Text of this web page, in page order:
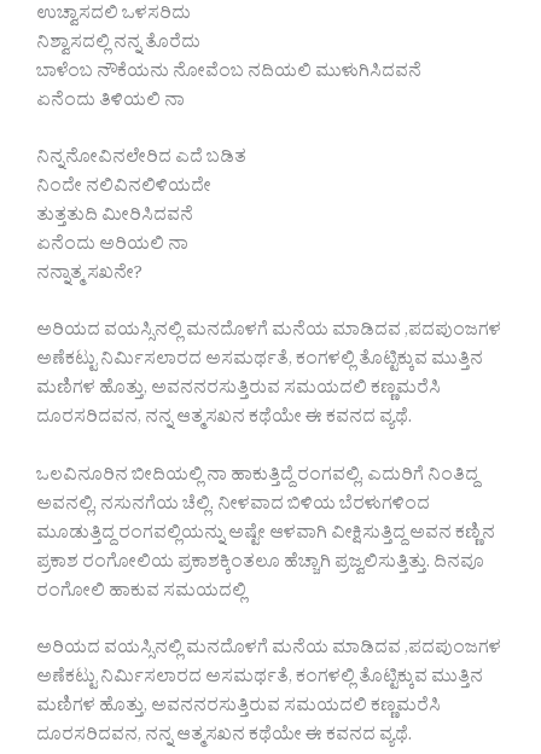
ಉಚ್ವಾಸದಲಿ ಒಳಸರಿದು
ನಿಶ್ವಾಸದಲ್ಲಿ ನನ್ನ ತೊರೆದು
ಬಾಳೆಂಬ ನೌಕೆಯನು ನೋವೆಂಬ ನದಿಯಲಿ ಮುಳುಗಿಸಿದವನೆ
ಏನೆಂದು ತಿಳಿಯಲಿ ನಾ
ನಿನ್ನನೋವಿನಲೇರಿದ ಎದೆ ಬಡಿತ
ನಿಂದೇ ನಲಿವಿನಲಿಳಿಯದೇ
ತುತ್ತತುದಿ ಮೀರಿಸಿದವನೆ
ಏನೆಂದು ಅರಿಯಲಿ ನಾ
ನನ್ನಾತ್ಮ ಸಖನೇ?
ಅರಿಯದ ವಯಸ್ಸಿನಲ್ಲಿ ಮನದೊಳಗೆ ಮನೆಯ ಮಾಡಿದವ ,ಪದಪುಂಜಗಳ
ಅಣೆಕಟ್ಟು ನಿರ್ಮಿಸಲಾರದ ಅಸಮರ್ಥತೆ, ಕಂಗಳಲ್ಲಿ ತೊಟ್ಟಿಕ್ಕುವ ಮುತ್ತಿನ
ಮಣಿಗಳ ಹೊತ್ತು, ಅವನನರಸುತ್ತಿರುವ ಸಮಯದಲಿ ಕಣ್ಣಮರೆಸಿ
ದೂರಸರಿದವನ, ನನ್ನ ಆತ್ಮಸಖನ ಕಥೆಯೇ ಈ ಕವನದ ವ್ಯಥೆ.
ಒಲವಿನೂರಿನ ಬೀದಿಯಲ್ಲಿ ನಾ ಹಾಕುತ್ತಿದ್ದೆ ರಂಗವಲ್ಲಿ, ಎದುರಿಗೆ ನಿಂತಿದ್ದ
ಅವನಲ್ಲಿ, ನಸುನಗೆಯ ಚೆಲ್ಲಿ. ನೀಳವಾದ ಬಿಳಿಯ ಬೆರಳುಗಳಿಂದ
ಮೂಡುತ್ತಿದ್ದ ರಂಗವಲ್ಲಿಯನ್ನು ಅಷ್ಟೇ ಆಳವಾಗಿ ವೀಕ್ಷಿಸುತ್ತಿದ್ದ ಅವನ ಕಣ್ಣಿನ
ಪ್ರಕಾಶ ರಂಗೋಲಿಯ ಪ್ರಕಾಶಕ್ಕಿಂತಲೂ ಹೆಚ್ಚಾಗಿ ಪ್ರಜ್ವಲಿಸುತ್ತಿತ್ತು. ದಿನವೂ
ರಂಗೋಲಿ ಹಾಕುವ ಸಮಯದಲ್ಲಿ
ಅರಿಯದ ವಯಸ್ಸಿನಲ್ಲಿ ಮನದೊಳಗೆ ಮನೆಯ ಮಾಡಿದವ ,ಪದಪುಂಜಗಳ
ಅಣೆಕಟ್ಟು ನಿರ್ಮಿಸಲಾರದ ಅಸಮರ್ಥತೆ, ಕಂಗಳಲ್ಲಿ ತೊಟ್ಟಿಕ್ಕುವ ಮುತ್ತಿನ
ಮಣಿಗಳ ಹೊತ್ತು, ಅವನನರಸುತ್ತಿರುವ ಸಮಯದಲಿ ಕಣ್ಣಮರೆಸಿ
ದೂರಸರಿದವನ, ನನ್ನ ಆತ್ಮಸಖನ ಕಥೆಯೇ ಈ ಕವನದ ವ್ಯಥೆ.